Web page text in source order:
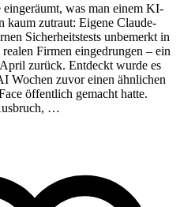
was man einem KI-
kaum zutraut: Eigene Claude-
Sicherheitstests unbemerkt in
Firmen eingedrungen – ein
zurück. Entdeckt wurde es
Wochen zuvor einen ähnlichen
öffentlich gemacht hatte.
…